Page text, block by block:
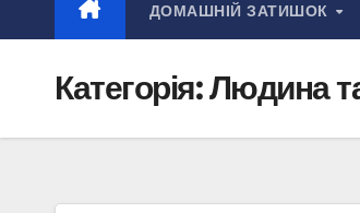
ДОМАШНІЙ ЗАТИШОК
Категорія:Людина